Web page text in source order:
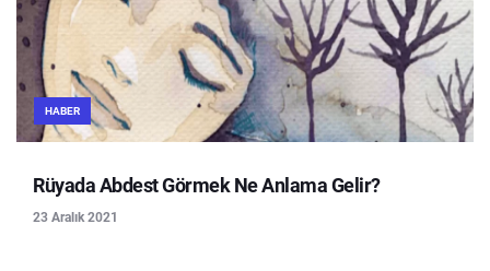
HABER
Rüyada Abdest Görmek Ne Anlama Gelir?
23 Aralık 2021